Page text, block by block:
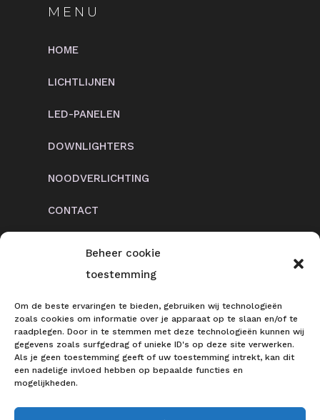
Beheer cookie
toestemming
Om de beste ervaringen te bieden, gebruiken wij technologieën
zoals cookies om informatie over je apparaat op te slaan en/of te
raadplegen. Door in te stemmen met deze technologieën kunnen wij
gegevens zoals surfgedrag of unieke ID's op deze site verwerken.
Als je geen toestemming geeft of uw toestemming intrekt, kan dit
een nadelige invloed hebben op bepaalde functies en
mogelijkheden.
MENU
HOME
LICHTLIJNEN
LED-PANELEN
DOWNLIGHTERS
NOODVERLICHTING
CONTACT
Ringlaan 5
6961 KJ Eerbeek
0313 74 57 65
info@veluwslicht.nl